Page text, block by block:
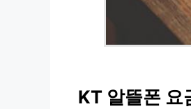
KT 알뜰폰 요